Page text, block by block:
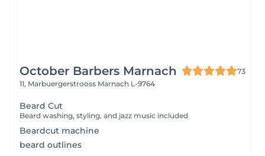
October Barbers Marnach
73
11, Marbuergerstrooss Marnach L-9764
Beard Cut
Beard washing, styling, and jazz music included
Beardcut machine
beard outlines